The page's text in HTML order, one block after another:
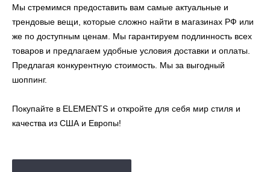
Мы стремимся предоставить вам самые актуальные и
трендовые вещи, которые сложно найти в магазинах РФ или
же по доступным ценам. Мы гарантируем подлинность всех
товаров и предлагаем удобные условия доставки и оплаты.
Предлагая конкурентную стоимость. Мы за выгодный
шоппинг.
Покупайте в ELEMENTS и откройте для себя мир стиля и
качества из США и Европы!